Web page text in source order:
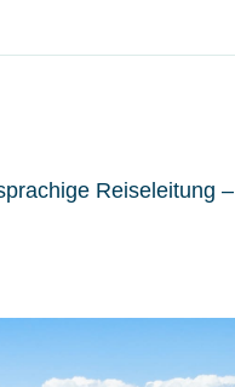
Reiseleitung –